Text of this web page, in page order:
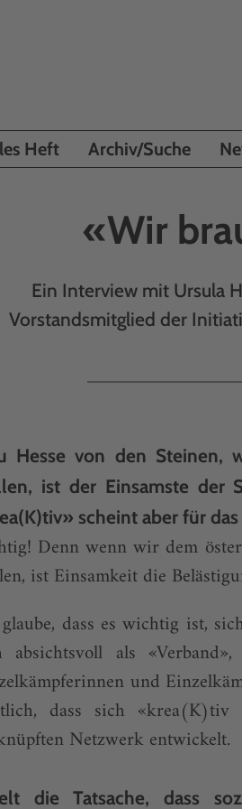
Heft Archiv/Suche
«Wir
Ein Interview mit Ursula
Vorstandsmitglied der
Hesse von den Steinen,
ist der Einsamste der
scheint aber für
Denn wenn wir dem
ist Einsamkeit die
dass es wichtig ist,
absichtsvoll als
und
dass sich
Netzwerk entwickelt.
die Tatsache, dass